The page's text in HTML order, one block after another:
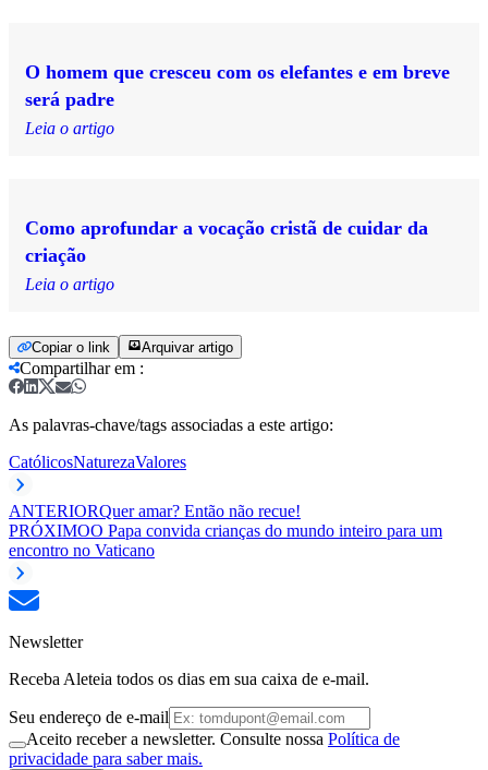
O homem que cresceu com os elefantes e em breve
será padre
Leia o artigo
Como aprofundar a vocação cristã de cuidar da
criação
Leia o artigo
Copiar o link Arquivar artigo
Compartilhar em :
As palavras-chave/tags associadas a este artigo:
CatólicosNaturezaValores
ANTERIORQuer amar? Então não recue!
PRÓXIMOO Papa convida crianças do mundo inteiro para um
encontro no Vaticano
Newsletter
Receba Aleteia todos os dias em sua caixa de e-mail.
Seu endereço de e-mail
Aceito receber a newsletter. Consulte nossa Política de
privacidade para saber mais.